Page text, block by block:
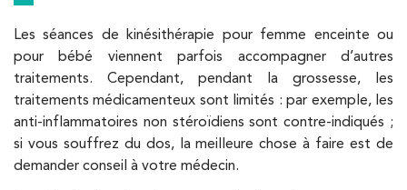
Les séances de kinésithérapie pour femme enceinte ou
pour bébé viennent parfois accompagner d’autres
traitements. Cependant, pendant la grossesse, les
traitements médicamenteux sont limités : par exemple, les
anti-inflammatoires non stéroïdiens sont contre-indiqués ;
si vous souffrez du dos, la meilleure chose à faire est de
demander conseil à votre médecin.